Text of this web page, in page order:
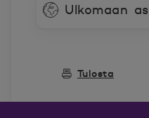
Ulkomaan
Tulosta